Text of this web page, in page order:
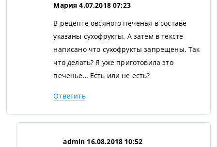
Мария 4.07.2018 07:23
В рецепте овсяного печенья в составе
указаны сухофрукты. А затем в тексте
написано что сухофрукты запрещены. Так
что делать? Я уже приготовила это
печенье… Есть или не есть?
Ответить
admin 16.08.2018 10:52